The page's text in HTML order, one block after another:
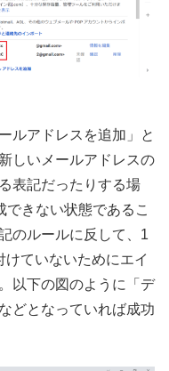
ルアドレスを追加」と
しいメールアドレスの
表記だったりする場
きない状態であるこ
のルールに反して、1
ていないためにエイ
以下の図のように「デ
どとなっていれば成功